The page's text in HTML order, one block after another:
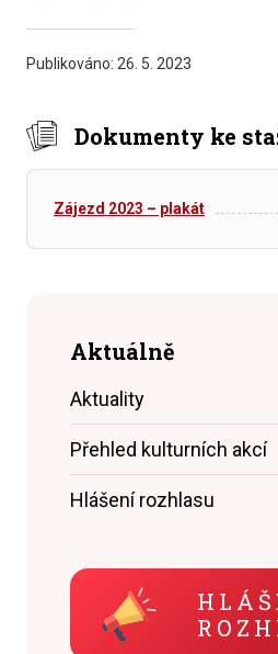
Publikováno: 26. 5. 2023
Dokumenty ke
Zájezd 2023 – plakát
Aktuálně
Aktuality
Přehled kulturních akcí
Hlášení rozhlasu